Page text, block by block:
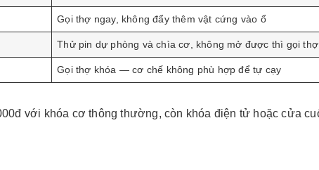
Gọi thợ ngay, không đẩy thêm vật cứng vào ổ
Thử pin dự phòng và chìa cơ, không mở được thì gọi thợ
Gọi thợ khóa — cơ chế không phù hợp để tự cạy
với khóa cơ thông thường, còn khóa điện tử hoặc cửa